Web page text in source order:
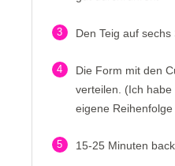
3 Den Teig auf
4
Die Form mit den
verteilen. (Ich
eigene
5 15-25 Minuten